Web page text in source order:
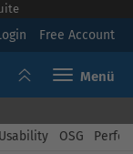
Free Account
Toggle
Usability OSG